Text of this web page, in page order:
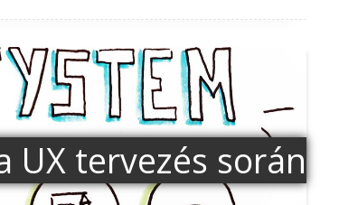
UX tervezés során